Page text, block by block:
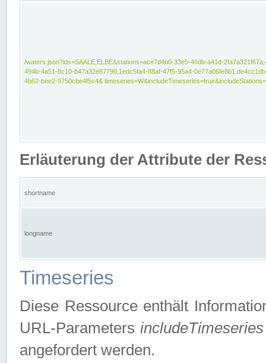
/waters.json?ids=SAALE,ELBE&stations=ace7d4b0-33e5-46db-a41d-
494b-4a51-8c10-b47a32e87790,1edc5fa4-88af-47f5-95a4-
4b62-bee2-9750cbe4f5c4&
Erläuterung der Attribute der
shortname
longname
Timeseries
Diese Ressource enthält
URL-ParametersincludeTimeseries
angefordert werden.